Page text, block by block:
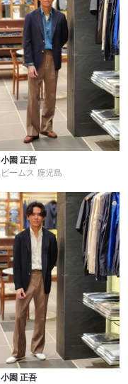
小園 正吾
ビームス 鹿児島
小園 正吾